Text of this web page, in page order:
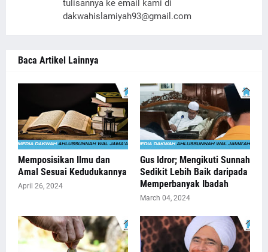
tulisannya ke email kami di
dakwahislamiyah93@gmail.com
Baca Artikel Lainnya
Memposisikan Ilmu dan
Amal Sesuai Kedudukannya
April 26, 2024
Gus Idror; Mengikuti Sunnah
Sedikit Lebih Baik daripada
Memperbanyak Ibadah
March 04, 2024